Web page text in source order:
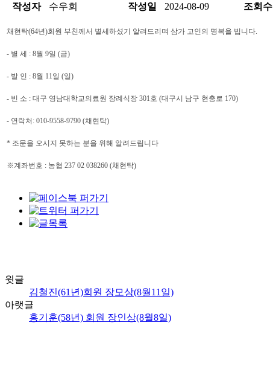
작성자
수우회 작성일 2024-08-09 조회수
채현탁(64년)회원 부친께서 별세하셨기 알려드리며 삼가 고인의 명복을 빕니다.
- 별 세 : 8월 9일 (금)
- 발 인 : 8월 11일 (일)
- 빈 소 : 대구 영남대학교의료원 장례식장 301호 (대구시 남구 현충로 170)
- 연락처: 010-9558-9790 (채현탁)
* 조문을 오시지 못하는 분을 위해 알려드립니다
※계좌번호 : 농협 237 02 038260 (채현탁)
윗글
김철진(61년)회원 장모상(8월11일)
아랫글
홍기훈(58년) 회원 장인상(8월8일)